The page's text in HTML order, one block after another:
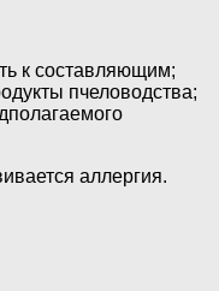
к составляющим;
пчеловодства;
аллергия.